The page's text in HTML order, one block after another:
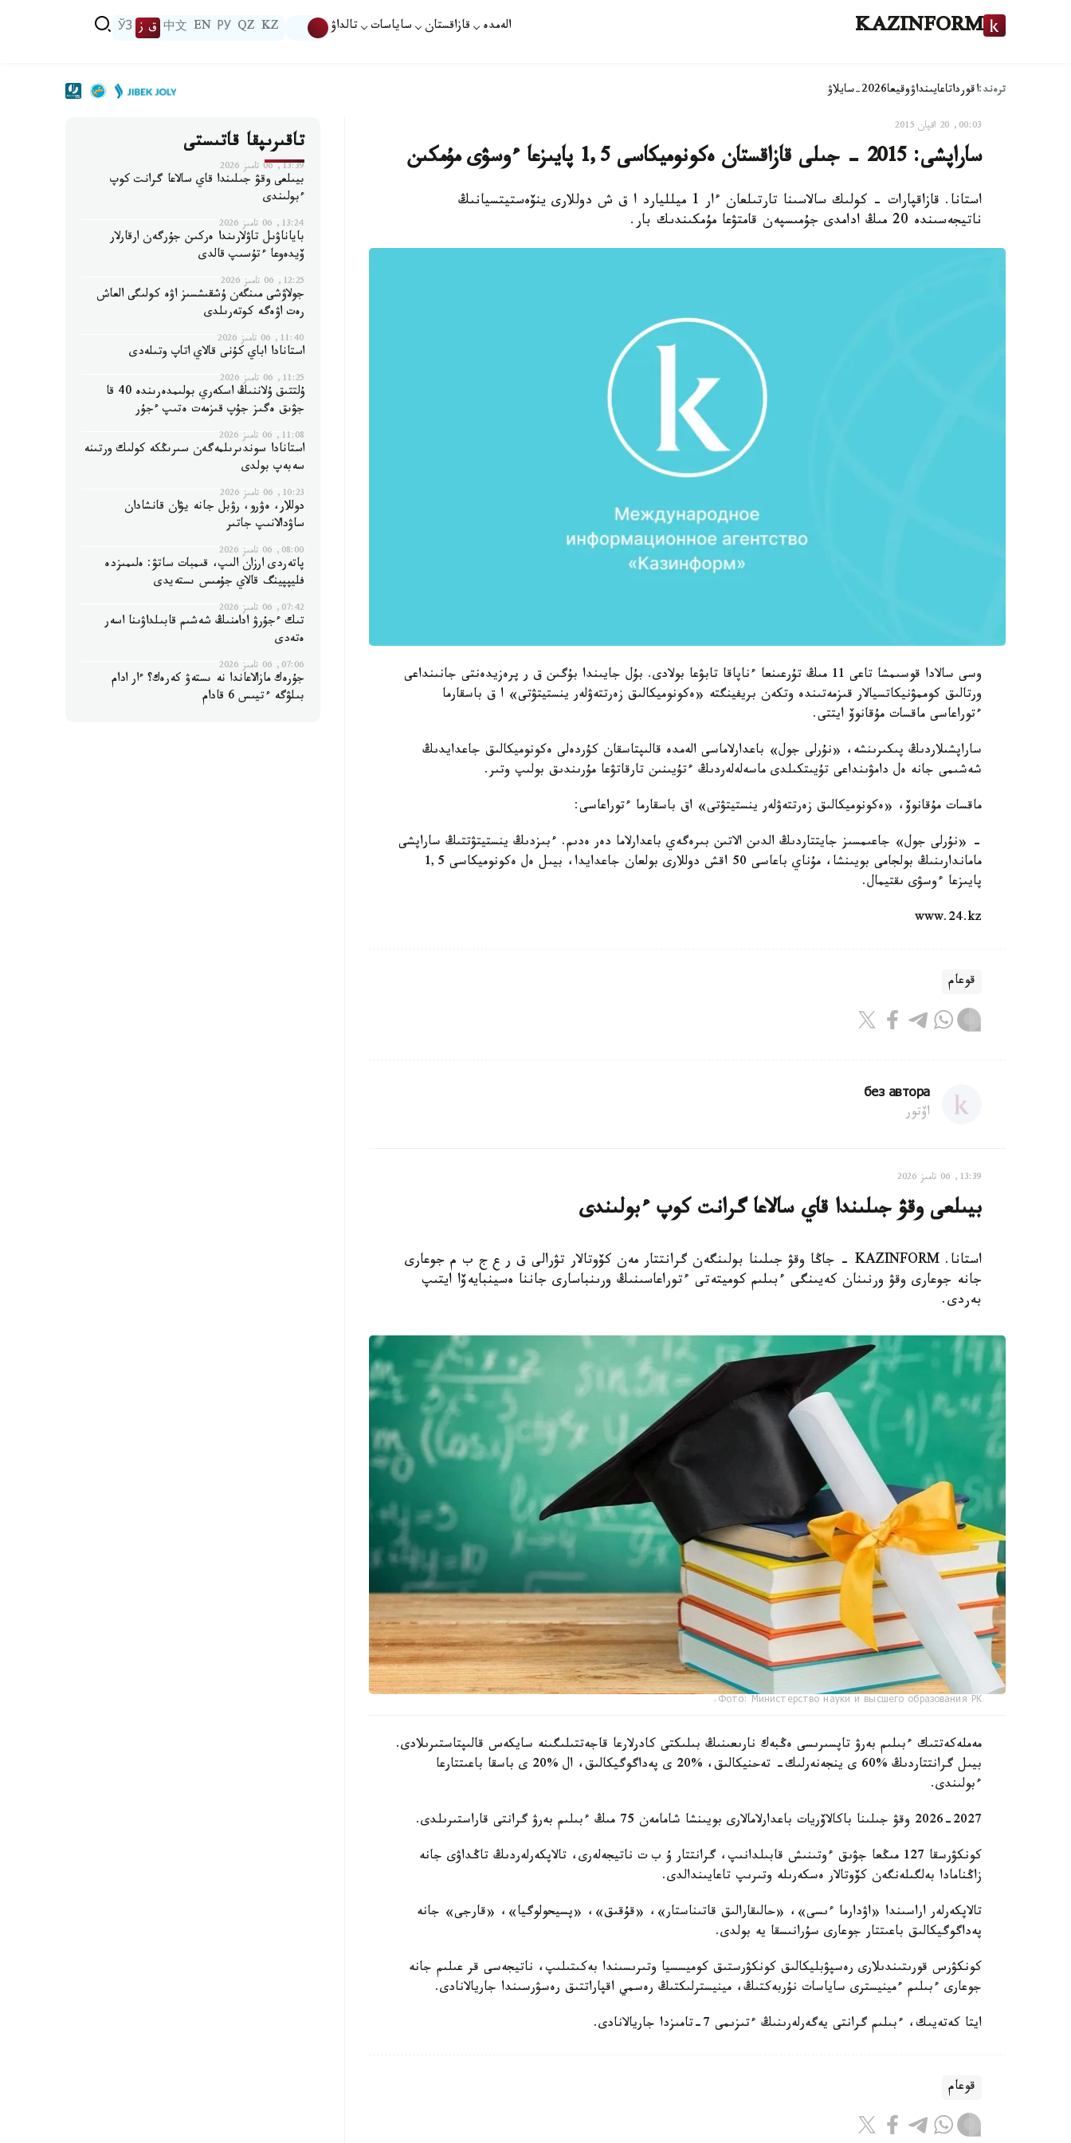
KAZINFORM الەمدە قازاقستان ساياسات تالداۋ KZ
QZ
РУ
EN
中文 ق ز ЎЗ
ترەند:اقورداتاعايىنداۋوقيعا2026-سايلاۋ
00:03, 20 اقپان 2015
ساراپشى: 2015 - جىلى قازاقستان ەكونوميكاسى 1,5 پايىزعا ءوسۋى مۇمكىن
استانا. قازاقپارات - كولىك سالاسىنا تارتىلعان ءار 1 ميلليارد ا ق ش دوللارى ينۆەستيتسيانىڭ
ناتيجەسىندە 20 مىڭ ادامدى جۇمىسپەن قامتۋعا مۇمكىندىك بار.
وسى سالادا قوسىمشا تاعى 11 مىڭ تۇرعىنعا ءناپاقا تابۋعا بولادى. بۇل جايىندا بۇگىن ق ر پرەزيدەنتى جانىنداعى
ورتالىق كوممۋنيكاتسيالار قىزمەتىندە وتكەن بريفينگتە «ەكونوميكالىق زەرتتەۋلەر ينستيتۋتى» ا ق باسقارما
ءتوراعاسى ماقسات مۇقانوۆ ايتتى.
ساراپشىلاردىڭ پىكىرىنشە، «نۇرلى جول» باعدارلاماسى الەمدە قالىپتاسقان كۇردەلى ەكونوميكالىق جاعدايدىڭ
شەشىمى جانە ەل دامۋىنداعى تۇيىتكىلدى ماسەلەلەردىڭ ءتۇيىنىن تارقاتۋعا مۇرىندىق بولىپ وتىر.
ماقسات مۇقانوۆ، «ەكونوميكالىق زەرتتەۋلەر ينستيتۋتى» اق باسقارما ءتوراعاسى:
- «نۇرلى جول» جاعىمسىز جايتتاردىڭ الدىن الاتىن بىرەگەي باعدارلاما دەر ەدىم. ءبىزدىڭ ينستيتۋتتىڭ ساراپشى
ماماندارىنىڭ بولجامى بويىنشا، مۇناي باعاسى 50 اقش دوللارى بولعان جاعدايدا، بيىل ەل ەكونوميكاسى 1,5
پايىزعا ءوسۋى ىقتيمال.
www.24.kz
قوعام
без автора
اۆتور
13:39, 06 تامىز 2026
بيىلعى وقۋ جىلىندا قاي سالاعا گرانت كوپ ءبولىندى
استانا. KAZINFORM - جاڭا وقۋ جىلىنا بولىنگەن گرانتتار مەن كۆوتالار تۋرالى ق ر ع ج ب م جوعارى
جانە جوعارى وقۋ ورنىنان كەيىنگى ءبىلىم كوميتەتى ءتوراعاسىنىڭ ورىنباسارى جاننا ەسينبايەۆا ايتىپ
بەردى.
Фото: Министерство науки и высшего образования РК.
مەملەكەتتىك ءبىلىم بەرۋ تاپسىرىسى ەڭبەك نارىعىنىڭ بىلىكتى كادرلارعا قاجەتتىلىگىنە سايكەس قالىپتاستىرىلادى.
بيىل گرانتتاردىڭ %60 ى ينجەنەرلىك- تەحنيكالىق، %20 ى پەداگوگيكالىق، ال %20 ى باسقا باعىتتارعا
ءبولىندى.
2026-2027 وقۋ جىلىنا باكالاۆريات باعدارلامالارى بويىنشا شامامەن 75 مىڭ ءبىلىم بەرۋ گرانتى قاراستىرىلدى.
كونكۋرسقا 127 مىڭعا جۋىق ءوتىنىش قابىلدانىپ، گرانتتار ۇ ب ت ناتيجەلەرى، تالاپكەرلەردىڭ تاڭداۋى جانە
زاڭنامادا بەلگىلەنگەن كۆوتالار ەسكەرىلە وتىرىپ تاعايىندالدى.
تالاپكەرلەر اراسىندا «اۋدارما ءىسى»، «حالىقارالىق قاتىناستار»، «قۇقىق»، «پسيحولوگيا»، «قارجى» جانە
پەداگوگيكالىق باعىتتار جوعارى سۇرانىسقا يە بولدى.
كونكۋرس قورىتىندىلارى رەسپۋبليكالىق كونكۋرستىق كوميسسيا وتىرىسىندا بەكىتىلىپ، ناتيجەسى قر عىلىم جانە
جوعارى ءبىلىم ءمينيسترى ساياسات نۇربەكتىڭ، مينيسترلىكتىڭ رەسمي اقپاراتتىق رەسۋرسىندا جاريالانادى.
ايتا كەتەيىك، ءبىلىم گرانتى يەگەرلەرىنىڭ ءتىزىمى 7-تامىزدا جاريالانادى.
قوعام
تاقىرىپقا قاتىستى
13:39, 06 تامىز 2026
بيىلعى وقۋ جىلىندا قاي سالاعا گرانت كوپ
ءبولىندى
13:24, 06 تامىز 2026
باياناۋىل تاۋلارىندا ەركىن جۇرگەن ارقارلار
ۆيدەوعا ءتۇسىپ قالدى
12:25, 06 تامىز 2026
جولاۋشى مىنگەن ۇشقىشسىز اۋە كولىگى العاش
رەت اۋەگە كوتەرىلدى
11:40, 06 تامىز 2026
استانادا اباي كۇنى قالاي اتاپ وتىلەدى
11:25, 06 تامىز 2026
ۇلتتىق ۇلاننىڭ اسكەري بولىمدەرىندە 40 قا
جۋىق ەگىز جۇپ قىزمەت ەتىپ ءجۇر
11:08, 06 تامىز 2026
استانادا سوندىرىلمەگەن سىرىڭكە كولىك ورتىنە
سەبەپ بولدى
10:23, 06 تامىز 2026
دوللار، ەۋرو، رۋبل جانە يۋان قانشادان
ساۋدالانىپ جاتىر
08:00, 06 تامىز 2026
پاتەردى ارزان الىپ، قىمبات ساتۋ: ەلىمىزدە
فليپپينگ قالاي جۇمىس ىستەيدى
07:42, 06 تامىز 2026
تىك ءجۇرۋ ادامنىڭ شەشىم قابىلداۋىنا اسەر
ەتەدى
07:06, 06 تامىز 2026
جۇرەك مازالاعاندا نە ىستەۋ كەرەك؟ ءار ادام
بىلۋگە ءتيىس 6 قادام